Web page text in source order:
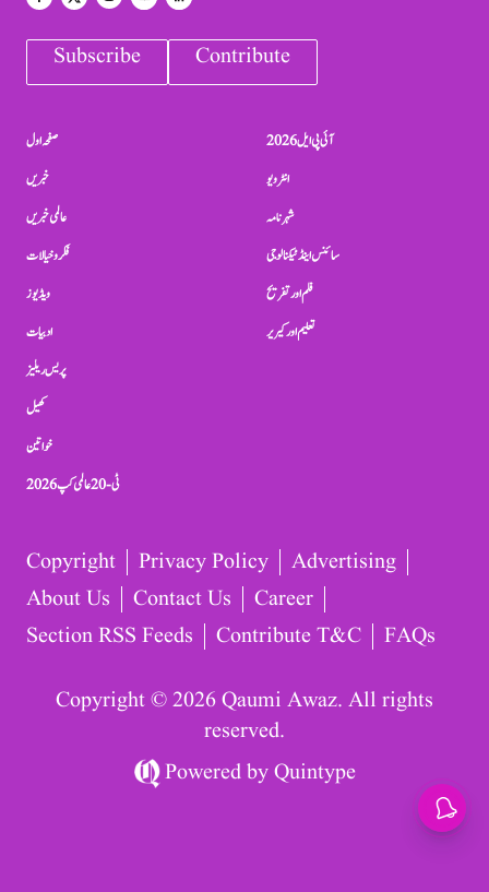
Subscribe Contribute
صفحہ اول
خبریں
عالمی خبریں
فکر و خیالات
ویڈیوز
ادبیات
پریس ریلیز
کھیل
خواتین
ٹی-20 عالمی کپ 2026
آئی پی ایل 2026
انٹرویو
شہرنامہ
سائنس اینڈ ٹیکنالوجی
فلم اور تفریح
تعلیم اور کیریر
Copyright Privacy Policy
Advertising
About Us
Contact Us
Career
Section RSS Feeds
Contribute T&C FAQs
Copyright © 2026 Qaumi Awaz. All rights
reserved.
Powered byQuintype